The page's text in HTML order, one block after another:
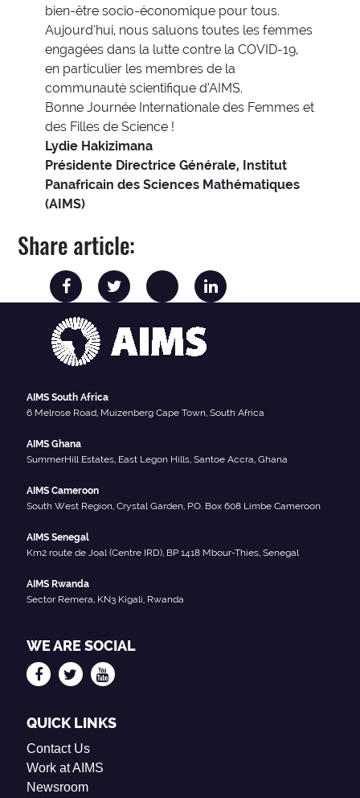
bien-être socio-économique pour tous.
Aujourd’hui, nous saluons toutes les femmes
engagées dans la lutte contre la COVID-19,
en particulier les membres de la
communauté scientifique d’AIMS.
Bonne Journée Internationale des Femmes et
des Filles de Science !
Lydie Hakizimana
Présidente Directrice Générale, Institut
Panafricain des Sciences Mathématiques
(AIMS)
Share article:
AIMS South Africa
6 Melrose Road, Muizenberg Cape Town, South Africa
AIMS Ghana
SummerHill Estates, East Legon Hills, Santoe Accra, Ghana
AIMS Cameroon
South West Region, Crystal Garden, P.O. Box 608 Limbe Cameroon
AIMS Senegal
Km2 route de Joal (Centre IRD), BP 1418 Mbour-Thies, Senegal
AIMS Rwanda
Sector Remera, KN3 Kigali, Rwanda
WE ARE SOCIAL
QUICK LINKS
Contact Us
Work at AIMS
Newsroom